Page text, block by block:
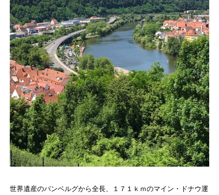
世界遺産のバンベルグから全長、１７１ｋｍのマイン・ドナウ運